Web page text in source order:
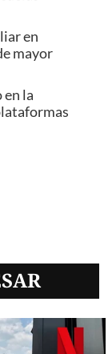
en
mayor
la